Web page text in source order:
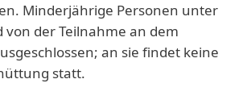
Minderjährige Personen unter
von der Teilnahme an dem
an sie findet keine
statt.